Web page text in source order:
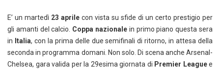
E’ un martedì 23 aprile con vista su sfide di un certo prestigio per
gli amanti del calcio. Coppa nazionale in primo piano questa sera
in Italia, con la prima delle due semifinali di ritorno, in attesa della
seconda in programma domani. Non solo. Di scena anche Arsenal-
Chelsea, gara valida per la 29esima giornata di Premier Leaguee